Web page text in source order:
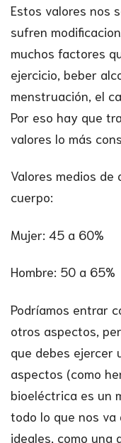
Estos valores nos
sufren
muchos factores
ejercicio, beber
menstruación, el
Por eso hay que
valores lo más
Valores medios
cuerpo:
Mujer: 45 a 60%
Hombre: 50 a 65%
Podríamos entrar
otros aspectos,
que debes ejercer
aspectos (como
bioeléctrica es un
todo lo que nos va
ideales, como una